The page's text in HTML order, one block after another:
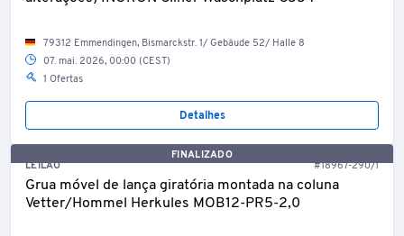
79312 Emmendingen, Bismarckstr. 1/ Gebäude 52/ Halle 8
07. mai. 2026, 00:00 (CEST)
1 Ofertas
Detalhes
FINALIZADO
LEILÃO
#18967-290/1
Grua móvel de lança giratória montada na coluna
Vetter/Hommel Herkules MOB12-PR5-2,0